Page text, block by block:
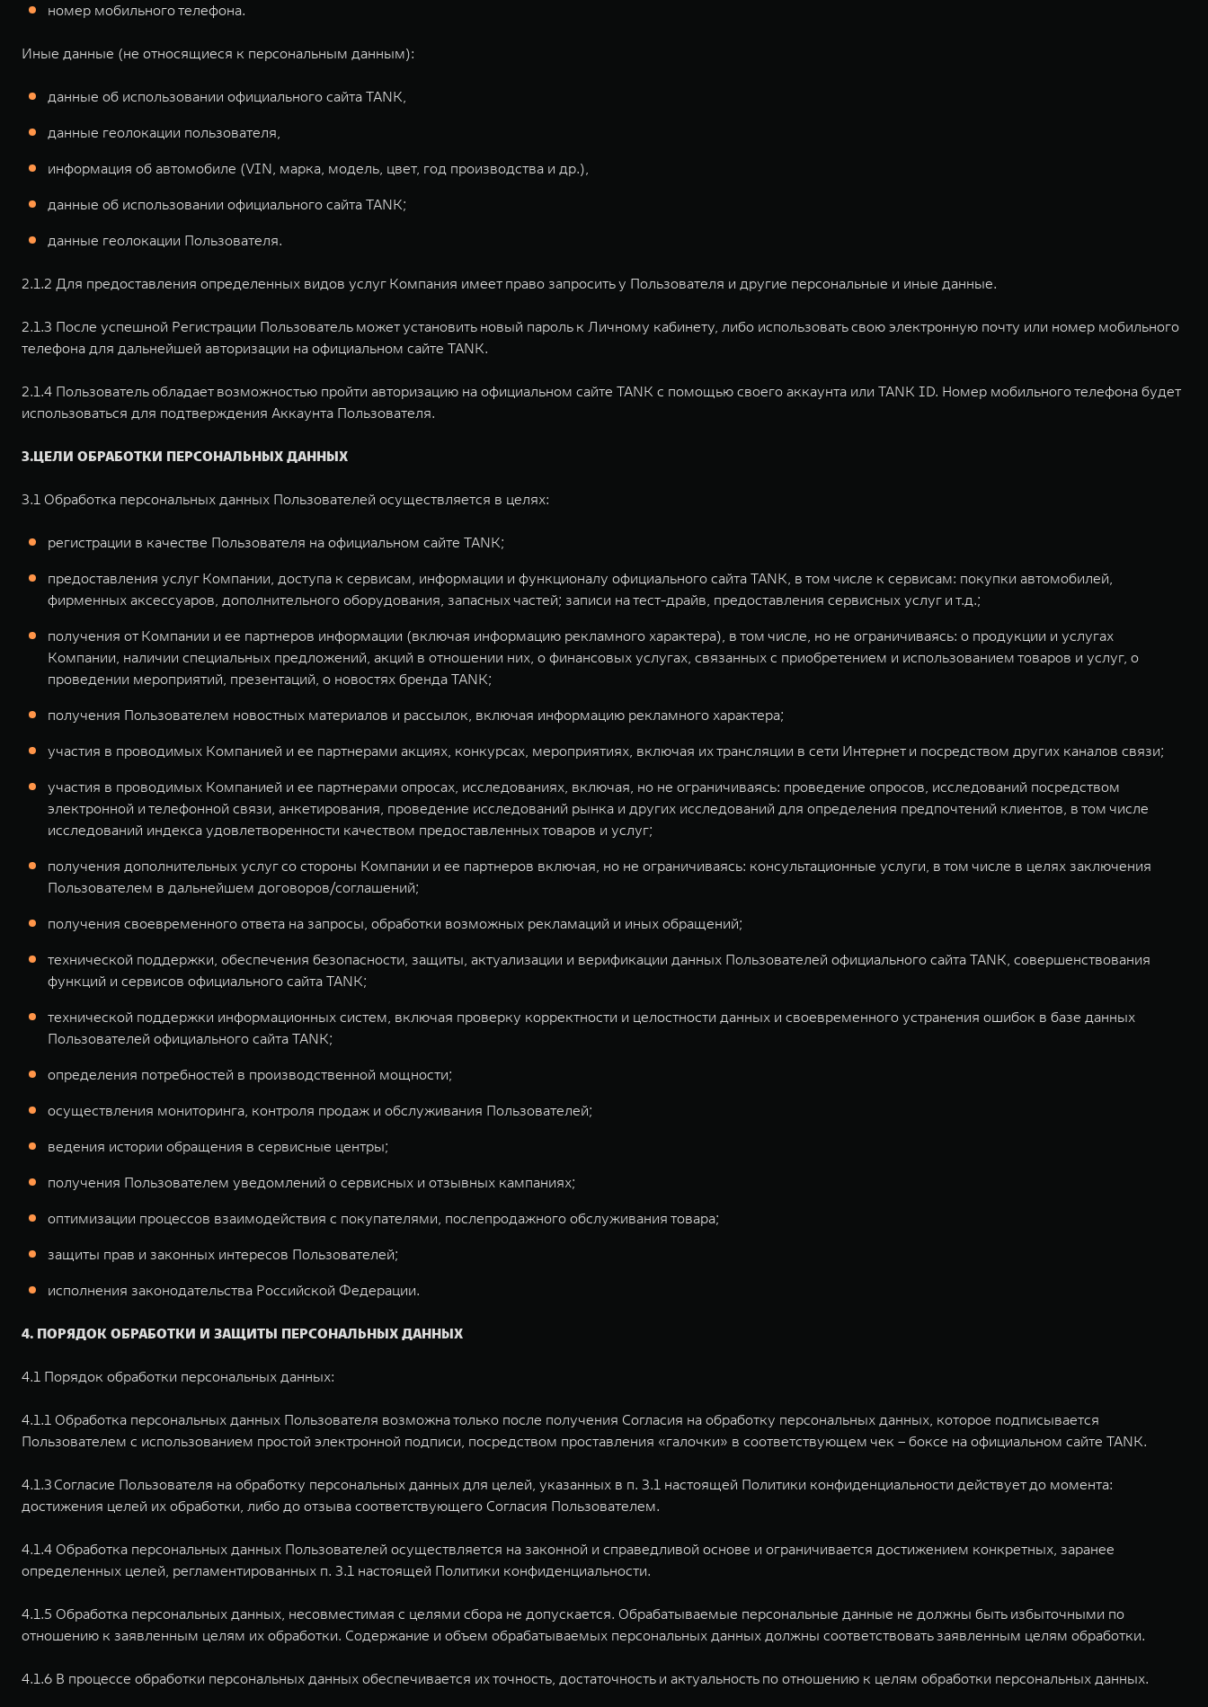
номер мобильного телефона.
Иные данные (не относящиеся к персональным данным):
данные об использовании официального сайта TANK,
данные геолокации пользователя,
информация об автомобиле (VIN, марка, модель, цвет, год производства и др.),
данные об использовании официального сайта TANK;
данные геолокации Пользователя.
2.1.2 Для предоставления определенных видов услуг Компания имеет право запросить у Пользователя и другие персональные и иные данные.
2.1.3 После успешной Регистрации Пользователь может установить новый пароль к Личному кабинету, либо использовать свою электронную почту или номер мобильного
телефона для дальнейшей авторизации на официальном сайте TANK.
2.1.4 Пользователь обладает возможностью пройти авторизацию на официальном сайте TANK с помощью своего аккаунта или TANK ID. Номер мобильного телефона будет
использоваться для подтверждения Аккаунта Пользователя.
3.ЦЕЛИ ОБРАБОТКИ ПЕРСОНАЛЬНЫХ ДАННЫХ
3.1 Обработка персональных данных Пользователей осуществляется в целях:
регистрации в качестве Пользователя на официальном сайте TANK;
предоставления услуг Компании, доступа к сервисам, информации и функционалу официального сайта TANK, в том числе к сервисам: покупки автомобилей,
фирменных аксессуаров, дополнительного оборудования, запасных частей; записи на тест-драйв, предоставления сервисных услуг и т.д.;
получения от Компании и ее партнеров информации (включая информацию рекламного характера), в том числе, но не ограничиваясь: о продукции и услугах
Компании, наличии специальных предложений, акций в отношении них, о финансовых услугах, связанных с приобретением и использованием товаров и услуг, о
проведении мероприятий, презентаций, о новостях бренда TANK;
получения Пользователем новостных материалов и рассылок, включая информацию рекламного характера;
участия в проводимых Компанией и ее партнерами акциях, конкурсах, мероприятиях, включая их трансляции в сети Интернет и посредством других каналов связи;
участия в проводимых Компанией и ее партнерами опросах, исследованиях, включая, но не ограничиваясь: проведение опросов, исследований посредством
электронной и телефонной связи, анкетирования, проведение исследований рынка и других исследований для определения предпочтений клиентов, в том числе
исследований индекса удовлетворенности качеством предоставленных товаров и услуг;
получения дополнительных услуг со стороны Компании и ее партнеров включая, но не ограничиваясь: консультационные услуги, в том числе в целях заключения
Пользователем в дальнейшем договоров/соглашений;
получения своевременного ответа на запросы, обработки возможных рекламаций и иных обращений;
технической поддержки, обеспечения безопасности, защиты, актуализации и верификации данных Пользователей официального сайта TANK, совершенствования
функций и сервисов официального сайта TANK;
технической поддержки информационных систем, включая проверку корректности и целостности данных и своевременного устранения ошибок в базе данных
Пользователей официального сайта TANK;
определения потребностей в производственной мощности;
осуществления мониторинга, контроля продаж и обслуживания Пользователей;
ведения истории обращения в сервисные центры;
получения Пользователем уведомлений о сервисных и отзывных кампаниях;
оптимизации процессов взаимодействия с покупателями, послепродажного обслуживания товара;
защиты прав и законных интересов Пользователей;
исполнения законодательства Российской Федерации.
4. ПОРЯДОК ОБРАБОТКИ И ЗАЩИТЫ ПЕРСОНАЛЬНЫХ ДАННЫХ
4.1 Порядок обработки персональных данных:
4.1.1 Обработка персональных данных Пользователя возможна только после получения Согласия на обработку персональных данных, которое подписывается
Пользователем с использованием простой электронной подписи, посредством проставления «галочки» в соответствующем чек – боксе на официальном сайте TANK.
4.1.3 Согласие Пользователя на обработку персональных данных для целей, указанных в п. 3.1 настоящей Политики конфиденциальности действует до момента:
достижения целей их обработки, либо до отзыва соответствующего Согласия Пользователем.
4.1.4 Обработка персональных данных Пользователей осуществляется на законной и справедливой основе и ограничивается достижением конкретных, заранее
определенных целей, регламентированных п. 3.1 настоящей Политики конфиденциальности.
4.1.5 Обработка персональных данных, несовместимая с целями сбора не допускается. Обрабатываемые персональные данные не должны быть избыточными по
отношению к заявленным целям их обработки. Содержание и объем обрабатываемых персональных данных должны соответствовать заявленным целям обработки.
4.1.6 В процессе обработки персональных данных обеспечивается их точность, достаточность и актуальность по отношению к целям обработки персональных данных.